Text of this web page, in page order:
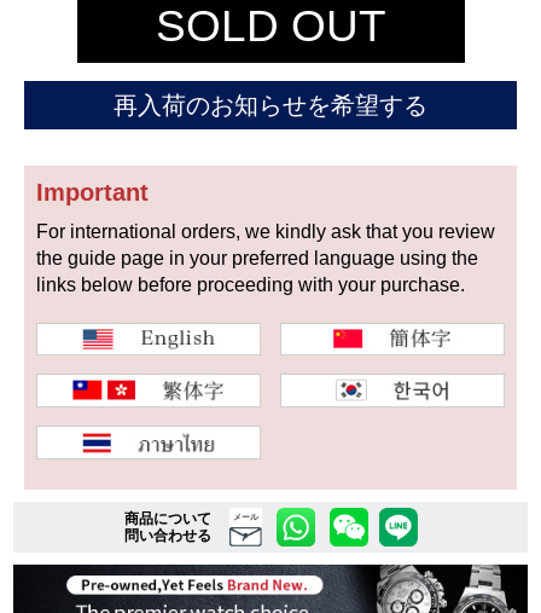
コンスタンタン
チューダー
商品の状態から探す
新品 未使用品
中古品 アンティーク品
WEB限定品 SALE
複数条件で商品を絞り込む
ご利用ガイド
SOLD OUT
再入荷のお知らせを希望する
Important
For international orders, we kindly ask that you review
the guide page in your preferred language using the
links below before proceeding with your purchase.
商品について
問い合わせる
メール